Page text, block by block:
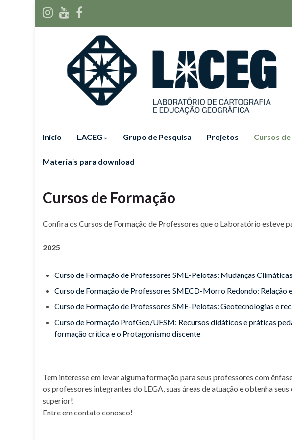
Início LACEG Grupo de Pesquisa Projetos Cursos
Materiais para download
Cursos de Formação
Confira os Cursos de Formação de Professores que o Laboratório esteve
2025
Curso de Formação de Professores SME-Pelotas: Mudanças
Curso de Formação de Professores SMECD-Morro Redondo: Relação
Curso de Formação de Professores SME-Pelotas: Geotecnologias e
Curso de Formação ProfGeo/UFSM: Recursos didáticos e práticas
formação crítica e o Protagonismo discente
Tem interesse em levar alguma formação para seus professores com
os professores integrantes do LEGA, suas áreas de atuação e obtenha
superior!
Entre em contato conosco!